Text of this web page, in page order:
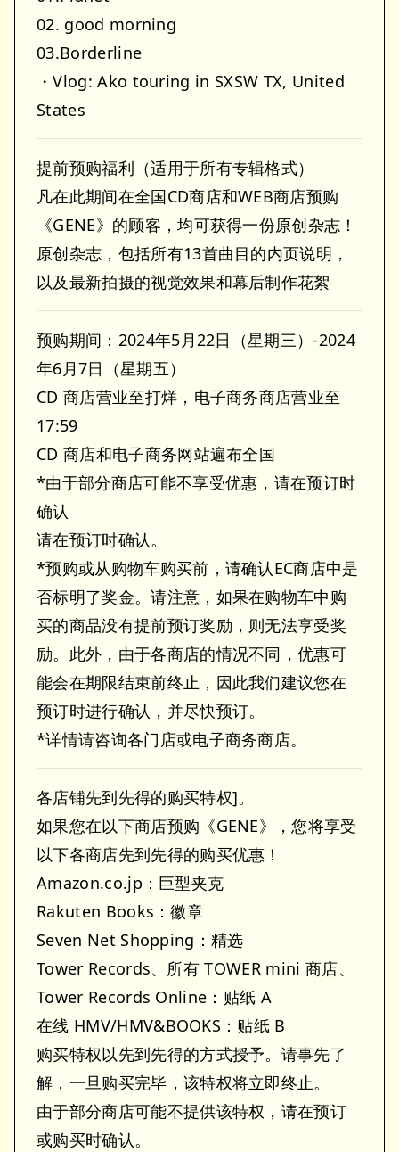
02. good morning
03.Borderline
・Vlog: Ako touring in SXSW TX, United
States
提前预购福利（适用于所有专辑格式）
凡在此期间在全国CD商店和WEB商店预购
《GENE》的顾客，均可获得一份原创杂志！
原创杂志，包括所有13首曲目的内页说明，
以及最新拍摄的视觉效果和幕后制作花絮
预购期间：2024年5月22日（星期三）-2024
年6月7日（星期五）
CD 商店营业至打烊，电子商务商店营业至
17:59
CD 商店和电子商务网站遍布全国
*由于部分商店可能不享受优惠，请在预订时
确认
请在预订时确认。
*预购或从购物车购买前，请确认EC商店中是
否标明了奖金。请注意，如果在购物车中购
买的商品没有提前预订奖励，则无法享受奖
励。此外，由于各商店的情况不同，优惠可
能会在期限结束前终止，因此我们建议您在
预订时进行确认，并尽快预订。
*详情请咨询各门店或电子商务商店。
各店铺先到先得的购买特权]。
如果您在以下商店预购《GENE》，您将享受
以下各商店先到先得的购买优惠！
Amazon.co.jp：巨型夹克
Rakuten Books：徽章
Seven Net Shopping：精选
Tower Records、所有 TOWER mini 商店、
Tower Records Online：贴纸 A
在线 HMV/HMV&BOOKS：贴纸 B
购买特权以先到先得的方式授予。请事先了
解，一旦购买完毕，该特权将立即终止。
由于部分商店可能不提供该特权，请在预订
或购买时确认。